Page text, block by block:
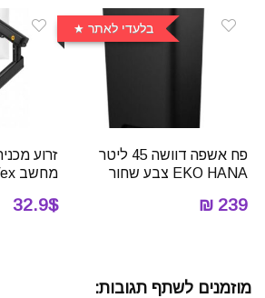
בלעדי לאתר
פח אשפה דוושה 45 ליטר
EKO HANA צבע שחור
239 ₪
זרוע
מחשב NB SmooVex
32.9$
מוזמנים לשתף תגובות: